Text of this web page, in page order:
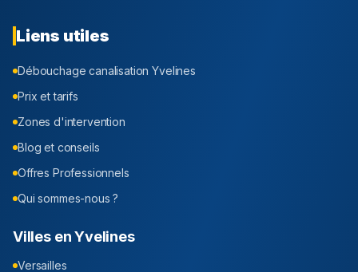
Liens utiles
Débouchage canalisationYvelines
Prix et tarifs
Zones d'intervention
Blog et conseils
Offres Professionnels
Qui sommes-nous ?
Villes enYvelines
Versailles